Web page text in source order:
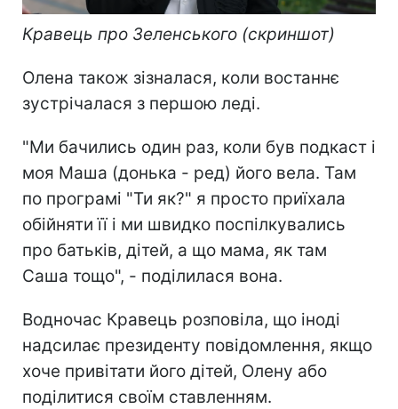
Кравець про Зеленського (скриншот)
Олена також зізналася, коли востаннє
зустрічалася з першою леді.
"Ми бачились один раз, коли був подкаст і
моя Маша (донька - ред) його вела. Там
по програмі "Ти як?" я просто приїхала
обійняти її і ми швидко поспілкувались
про батьків, дітей, а що мама, як там
Саша тощо", - поділилася вона.
Водночас Кравець розповіла, що іноді
надсилає президенту повідомлення, якщо
хоче привітати його дітей, Олену або
поділитися своїм ставленням.